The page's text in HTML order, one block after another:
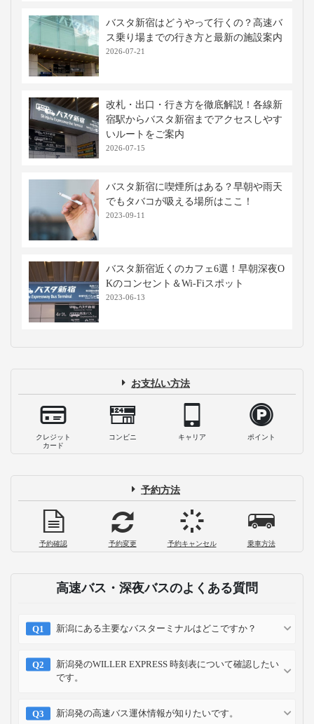
バスタ新宿はどうやって行くの？高速バ
ス乗り場までの行き方と最新の施設案内
2026-07-21
改札・出口・行き方を徹底解説！各線新
宿駅からバスタ新宿までアクセスしやす
いルートをご案内
2026-07-15
バスタ新宿に喫煙所はある？早朝や雨天
でもタバコが吸える場所はここ！
2023-09-11
バスタ新宿近くのカフェ6選！早朝深夜O
Kのコンセント＆Wi-Fiスポット
2023-06-13
お支払い方法
クレジット
カード
コンビニ キャリア ポイント
予約方法
予約確認 予約変更 予約キャンセル 乗車方法
高速バス・深夜バスのよくある質問
新潟にある主要なバスターミナルはどこですか？
新潟発のWILLER EXPRESS 時刻表について確認したい
です。
新潟発の高速バス運休情報が知りたいです。